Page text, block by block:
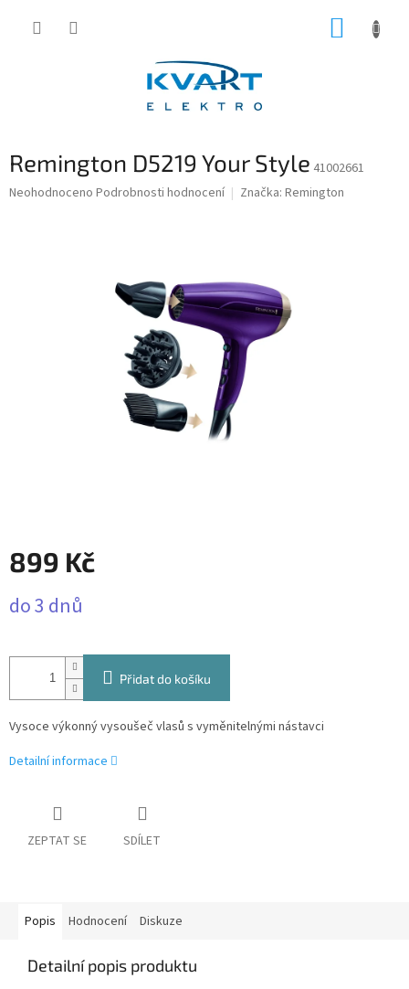
Remington D5219 Your Style 41002661
Průměrné
Neohodnoceno Podrobnosti hodnocení Značka: Remington
899 Kč
cena:
do 3 dnů
Přidat do košíku
Vysoce výkonný vysoušeč vlasů s vyměnitelnými nástavci
Detailní informace
ZEPTAT SE SDÍLET
Popis Hodnocení Diskuze
Detailní popis produktu